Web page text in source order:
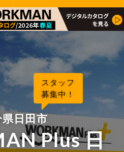
スタッフ
募集中！
日田市
Plus 日